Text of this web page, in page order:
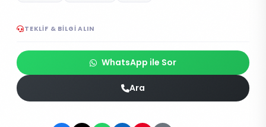
TEKLIF & BILGI ALIN
WhatsApp ile Sor
Ara